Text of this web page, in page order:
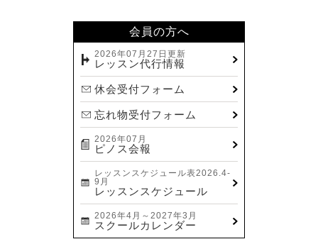
会員の方へ
2026年07月27日更新
レッスン代行情報
休会受付フォーム
忘れ物受付フォーム
2026年07月
ピノス会報
レッスンスケジュール表2026.4-
9月
レッスンスケジュール
2026年4月～2027年3月
スクールカレンダー